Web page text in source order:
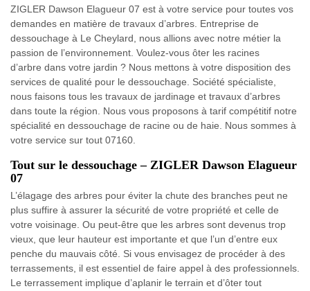
ZIGLER Dawson Elagueur 07 est à votre service pour toutes vos
demandes en matière de travaux d’arbres. Entreprise de
dessouchage à Le Cheylard, nous allions avec notre métier la
passion de l’environnement. Voulez-vous ôter les racines
d’arbre dans votre jardin ? Nous mettons à votre disposition des
services de qualité pour le dessouchage. Société spécialiste,
nous faisons tous les travaux de jardinage et travaux d’arbres
dans toute la région. Nous vous proposons à tarif compétitif notre
spécialité en dessouchage de racine ou de haie. Nous sommes à
votre service sur tout 07160.
Tout sur le dessouchage – ZIGLER Dawson Elagueur
07
L’élagage des arbres pour éviter la chute des branches peut ne
plus suffire à assurer la sécurité de votre propriété et celle de
votre voisinage. Ou peut-être que les arbres sont devenus trop
vieux, que leur hauteur est importante et que l’un d’entre eux
penche du mauvais côté. Si vous envisagez de procéder à des
terrassements, il est essentiel de faire appel à des professionnels.
Le terrassement implique d’aplanir le terrain et d’ôter tout